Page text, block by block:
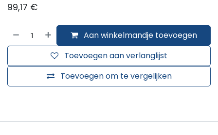
99,17 €
Aan winkelmandje toevoegen
Toevoegen om te vergelijken
Toevoegen aan verlanglijst